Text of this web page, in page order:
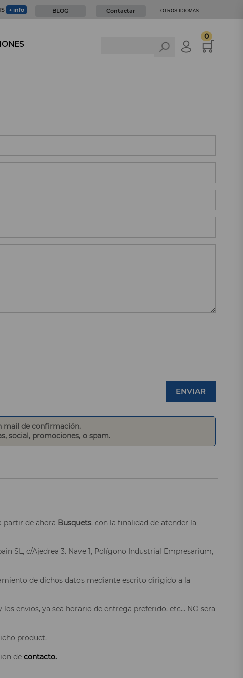
+ info BLOG Contactar OTROS IDIOMAS
0
ENVIAR
mail de confirmación.
social, promociones, o spam.
partir de ahora Busquets, con la finalidad de atender la
SL, c/Ajedrea 3. Nave 1, Polígono Industrial Empresarium,
de dichos datos mediante escrito dirigido a la
envios, ya sea horario de entrega preferido, etc... NO sera
product.
de contacto.